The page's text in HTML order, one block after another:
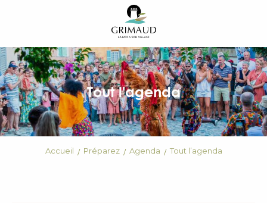
principal
Tout l'agenda
Accueil Préparez Agenda Tout l’agenda